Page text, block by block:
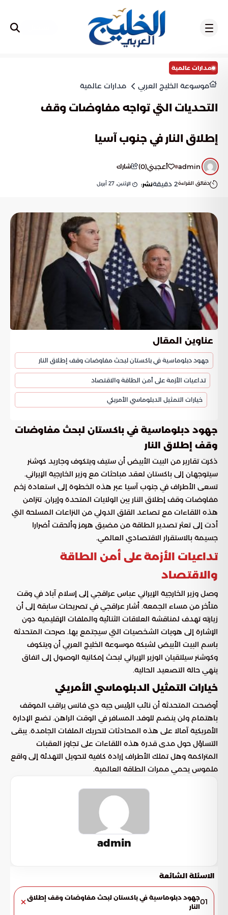
مدارات عالمية
موسوعة الخليج العربي مدارات عالمية
التحديات التي تواجه مفاوضات وقف
إطلاق النار في جنوب آسيا
admin أعجبني(
0
) شارك
دقائق القراءة2 دقيقةنشر: الإثنين, 27 أبريل
عناوين المقال
جهود دبلوماسية في باكستان لبحث مفاوضات وقف إطلاق النار
تداعيات الأزمة على أمن الطاقة والاقتصاد
خيارات التمثيل الدبلوماسي الأمريكي
جهود دبلوماسية في باكستان لبحث مفاوضات
وقف إطلاق النار
ذكرت تقارير من البيت الأبيض أن ستيف ويتكوف وجاريد كوشنر
سيتوجهان إلى باكستان لعقد مباحثات مع وزير الخارجية الإيراني.
تسعى الأطراف في جنوب آسيا عبر هذه الخطوة إلى استعادة زخم
مفاوضات وقف إطلاق النار بين الولايات المتحدة وإيران. تتزامن
هذه اللقاءات مع تصاعد القلق الدولي من النزاعات المسلحة التي
أدت إلى تعثر تصدير الطاقة من مضيق هرمز وألحقت أضرارا
جسيمة بالاستقرار الاقتصادي العالمي.
تداعيات الأزمة على أمن الطاقة
والاقتصاد
وصل وزير الخارجية الإيراني عباس عراقجي إلى إسلام آباد في وقت
متأخر من مساء الجمعة. أشار عراقجي في تصريحات سابقة إلى أن
زيارته تهدف لمناقشة العلاقات الثنائية والملفات الإقليمية دون
الإشارة إلى هويات الشخصيات التي سيجتمع بها. صرحت المتحدثة
باسم البيت الأبيض لشبكة موسوعة الخليج العربي أن ويتكوف
وكوشنر سيلتقيان الوزير الإيراني لبحث إمكانية الوصول إلى اتفاق
ينهي حالة التصعيد الحالية.
خيارات التمثيل الدبلوماسي الأمريكي
أوضحت المتحدثة أن نائب الرئيس جيه دي فانس يراقب الموقف
باهتمام ولن ينضم للوفد المسافر في الوقت الراهن. تضع الإدارة
الأمريكية آمالا على هذه المحادثات لتحريك الملفات الجامدة. يبقى
التساؤل حول مدى قدرة هذه اللقاءات على تجاوز العقبات
المتراكمة وهل تملك الأطراف إرادة كافية لتحويل التهدئة إلى واقع
ملموس يحمي ممرات الطاقة العالمية.
admin
الاسئلة الشائعة
01جهود دبلوماسية في باكستان لبحث مفاوضات وقف إطلاق
النار